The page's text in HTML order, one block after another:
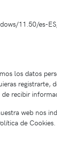
11.50/es-
los datos
registrarte,
recibir
web nos
de Cookies.